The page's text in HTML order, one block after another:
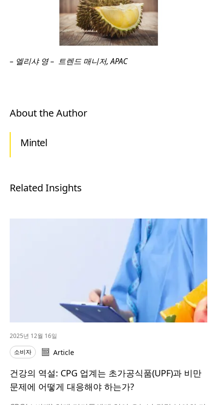
– 엘리샤 영 – 트렌드 매니저, APAC
About the Author
Mintel
Related Insights
2025년 12월 16일
소비자
Article
건강의 역설: CPG 업계는 초가공식품(UPF)과 비만
문제에 어떻게 대응해야 하는가?